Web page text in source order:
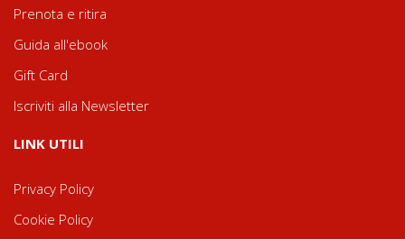
Prenota e ritira
Guida all'ebook
Gift Card
Iscriviti alla Newsletter
LINK UTILI
Privacy Policy
Cookie Policy